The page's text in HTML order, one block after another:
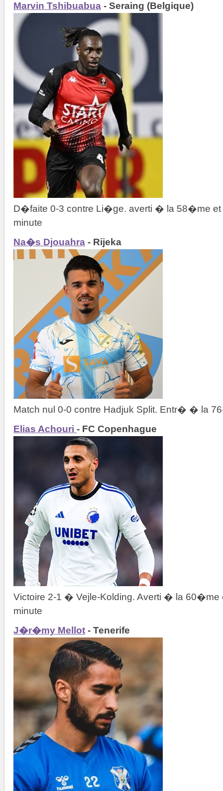
Marvin Tshibuabua - Seraing (Belgique)
D�faite 0-3 contre Li�ge. averti � la 58�me
minute
Na�s Djouahra - Rijeka
Match nul 0-0 contre Hadjuk Split. Entr� � la
Elias Achouri - FC Copenhague
Victoire 2-1 � Vejle-Kolding. Averti � la
minute
J�r�my Mellot - Tenerife